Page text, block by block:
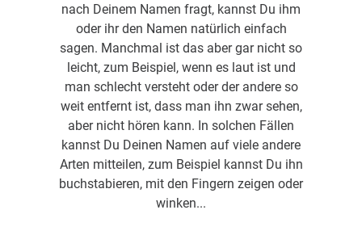
nach Deinem Namen fragt, kannst Du ihm
oder ihr den Namen natürlich einfach
sagen. Manchmal ist das aber gar nicht so
leicht, zum Beispiel, wenn es laut ist und
man schlecht versteht oder der andere so
weit entfernt ist, dass man ihn zwar sehen,
aber nicht hören kann. In solchen Fällen
kannst Du Deinen Namen auf viele andere
Arten mitteilen, zum Beispiel kannst Du ihn
buchstabieren, mit den Fingern zeigen oder
winken...